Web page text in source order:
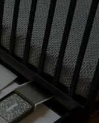
dag